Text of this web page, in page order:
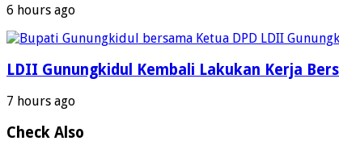
6 hours ago
LDII Gunungkidul Kembali Lakukan Kerja
7 hours ago
Check Also